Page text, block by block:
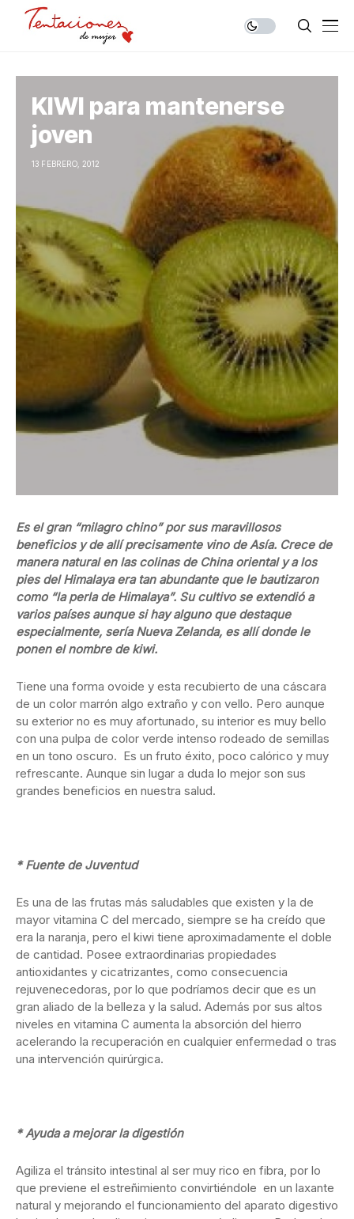
KIWI para mantenerse
joven
13 FEBRERO, 2012
Es el gran “milagro chino” por sus maravillosos
beneficios y de allí precisamente vino de Asía. Crece de
manera natural en las colinas de China oriental y a los
pies del Himalaya era tan abundante que le bautizaron
como “la perla de Himalaya”. Su cultivo se extendió a
varios países aunque si hay alguno que destaque
especialmente, sería Nueva Zelanda, es allí donde le
ponen el nombre de kiwi.
Tiene una forma ovoide y esta recubierto de una cáscara
de un color marrón algo extraño y con vello. Pero aunque
su exterior no es muy afortunado, su interior es muy bello
con una pulpa de color verde intenso rodeado de semillas
en un tono oscuro. Es un fruto éxito, poco calórico y muy
refrescante. Aunque sin lugar a duda lo mejor son sus
grandes beneficios en nuestra salud.
* Fuente de Juventud
Es una de las frutas más saludables que existen y la de
mayor vitamina C del mercado, siempre se ha creído que
era la naranja, pero el kiwi tiene aproximadamente el doble
de cantidad. Posee extraordinarias propiedades
antioxidantes y cicatrizantes, como consecuencia
rejuvenecedoras, por lo que podríamos decir que es un
gran aliado de la belleza y la salud. Además por sus altos
niveles en vitamina C aumenta la absorción del hierro
acelerando la recuperación en cualquier enfermedad o tras
una intervención quirúrgica.
* Ayuda a mejorar la digestión
Agiliza el tránsito intestinal al ser muy rico en fibra, por lo
que previene el estreñimiento convirtiéndole en un laxante
natural y mejorando el funcionamiento del aparato digestivo